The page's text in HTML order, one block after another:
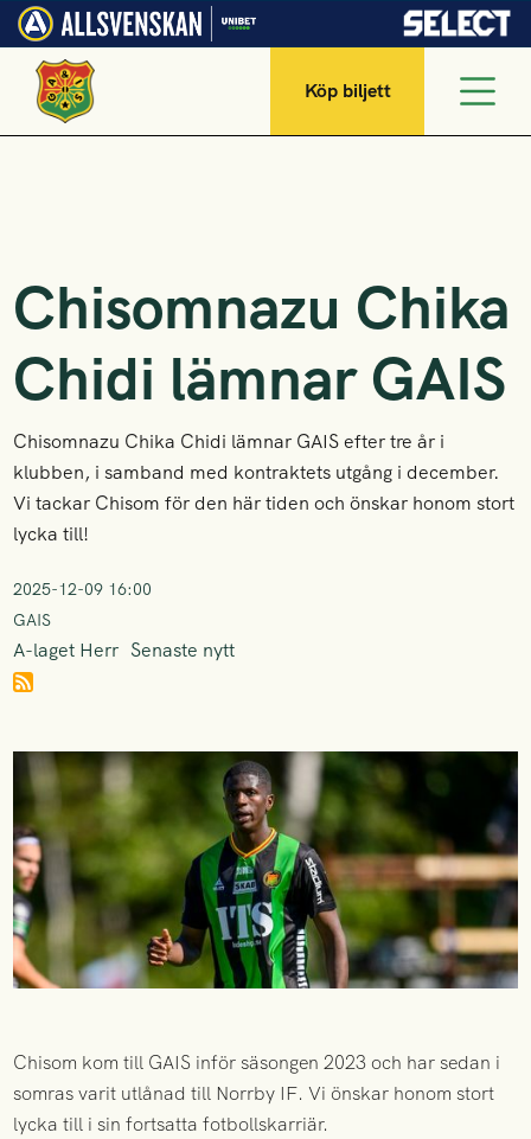
Köp biljett
Chisomnazu Chika
Chidi lämnar GAIS
Chisomnazu Chika Chidi lämnar GAIS efter tre år i
klubben, i samband med kontraktets utgång i december.
Vi tackar Chisom för den här tiden och önskar honom stort
lycka till!
2025-12-09 16:00
GAIS
A-laget Herr Senaste nytt
Chisom kom till GAIS inför säsongen 2023 och har sedan i
somras varit utlånad till Norrby IF. Vi önskar honom stort
lycka till i sin fortsatta fotbollskarriär.